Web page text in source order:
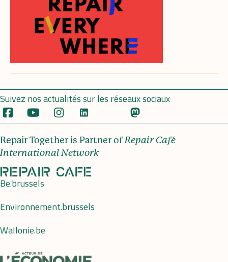
Suivez nos actualités sur les réseaux sociaux
Repair Together is Partner ofRepair Café
International Network
Be.brussels
Environnement.brussels
Wallonie.be